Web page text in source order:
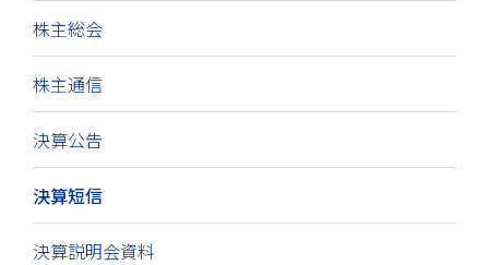
株主総会
株主通信
決算公告
決算短信
決算説明会資料